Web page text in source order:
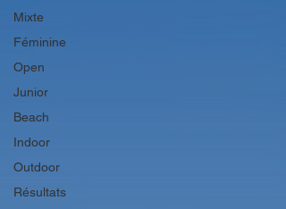
Mixte
Féminine
Open
Junior
Beach
Indoor
Outdoor
Résultats